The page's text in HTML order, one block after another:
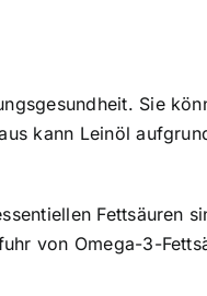
Sie
kann Leinöl
Fettsäuren
von Omega-3-